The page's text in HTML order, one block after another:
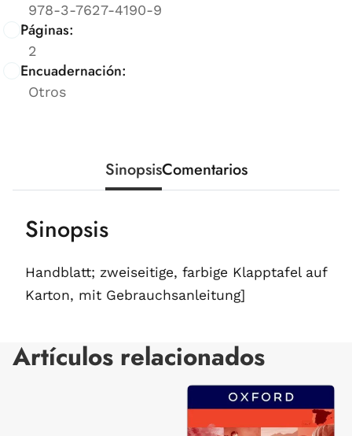
978-3-7627-4190-9
Páginas:
2
Encuadernación:
Otros
SinopsisComentarios
Sinopsis
Handblatt; zweiseitige, farbige Klapptafel auf
Karton, mit Gebrauchsanleitung]
Artículos relacionados